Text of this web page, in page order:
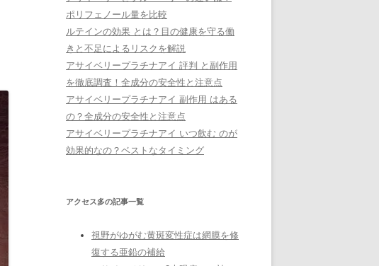
ポリフェノール量を比較
ルテインの効果 とは？目の健康を守る働
きと不足によるリスクを解説
アサイベリープラチナアイ 評判 と副作用
を徹底調査！全成分の安全性と注意点
アサイベリープラチナアイ 副作用 はある
の？全成分の安全性と注意点
アサイベリープラチナアイ いつ飲む のが
効果的なの？ベストなタイミング
アクセス多の記事一覧
視野がゆがむ黄斑変性症は網膜を修
復する亜鉛の補給